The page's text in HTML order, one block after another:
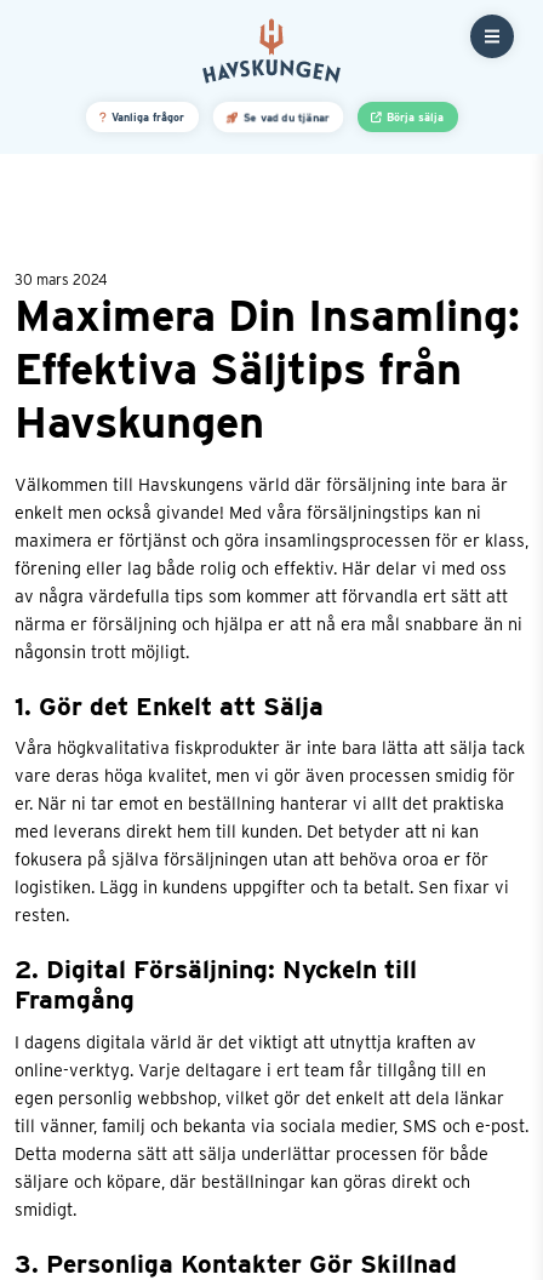
30 mars 2024
Maximera Din Insamling:
Effektiva Säljtips från
Havskungen
Välkommen till Havskungens värld där försäljning inte bara är
enkelt men också givande! Med våra försäljningstips kan ni
maximera er förtjänst och göra insamlingsprocessen för er klass,
förening eller lag både rolig och effektiv. Här delar vi med oss
av några värdefulla tips som kommer att förvandla ert sätt att
närma er försäljning och hjälpa er att nå era mål snabbare än ni
någonsin trott möjligt.
1. Gör det Enkelt att Sälja
Våra högkvalitativa fiskprodukter är inte bara lätta att sälja tack
vare deras höga kvalitet, men vi gör även processen smidig för
er. När ni tar emot en beställning hanterar vi allt det praktiska
med leverans direkt hem till kunden. Det betyder att ni kan
fokusera på själva försäljningen utan att behöva oroa er för
logistiken. Lägg in kundens uppgifter och ta betalt. Sen fixar vi
resten.
2. Digital Försäljning: Nyckeln till
Framgång
I dagens digitala värld är det viktigt att utnyttja kraften av
online-verktyg. Varje deltagare i ert team får tillgång till en
egen personlig webbshop, vilket gör det enkelt att dela länkar
till vänner, familj och bekanta via sociala medier, SMS och e-post.
Detta moderna sätt att sälja underlättar processen för både
säljare och köpare, där beställningar kan göras direkt och
smidigt.
3. Personliga Kontakter Gör Skillnad